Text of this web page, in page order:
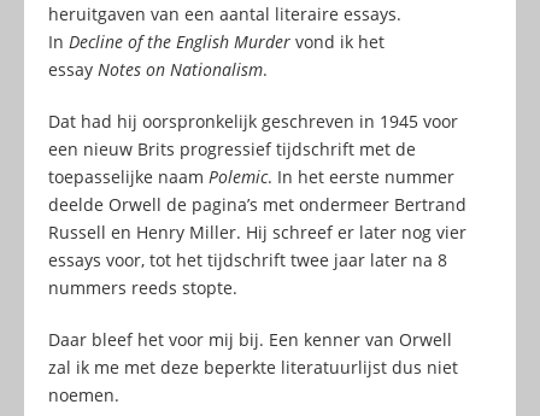
heruitgaven van een aantal literaire essays.
In Decline of the English Murder vond ik het
essay Notes on Nationalism.
Dat had hij oorspronkelijk geschreven in 1945 voor
een nieuw Brits progressief tijdschrift met de
toepasselijke naam Polemic. In het eerste nummer
deelde Orwell de pagina’s met ondermeer Bertrand
Russell en Henry Miller. Hij schreef er later nog vier
essays voor, tot het tijdschrift twee jaar later na 8
nummers reeds stopte.
Daar bleef het voor mij bij. Een kenner van Orwell
zal ik me met deze beperkte literatuurlijst dus niet
noemen.